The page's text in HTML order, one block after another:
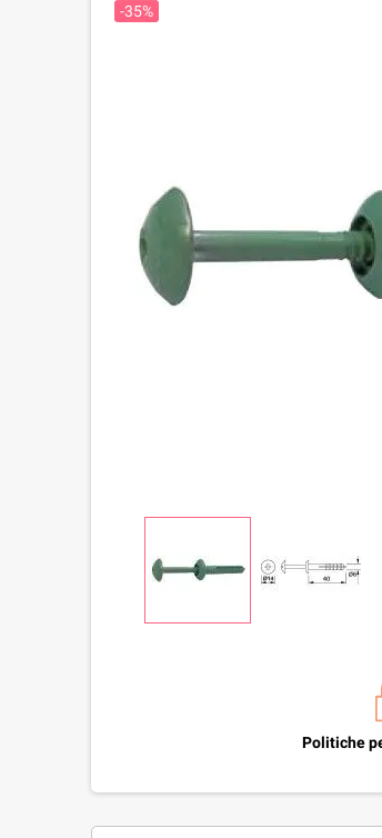
-35%
Politiche